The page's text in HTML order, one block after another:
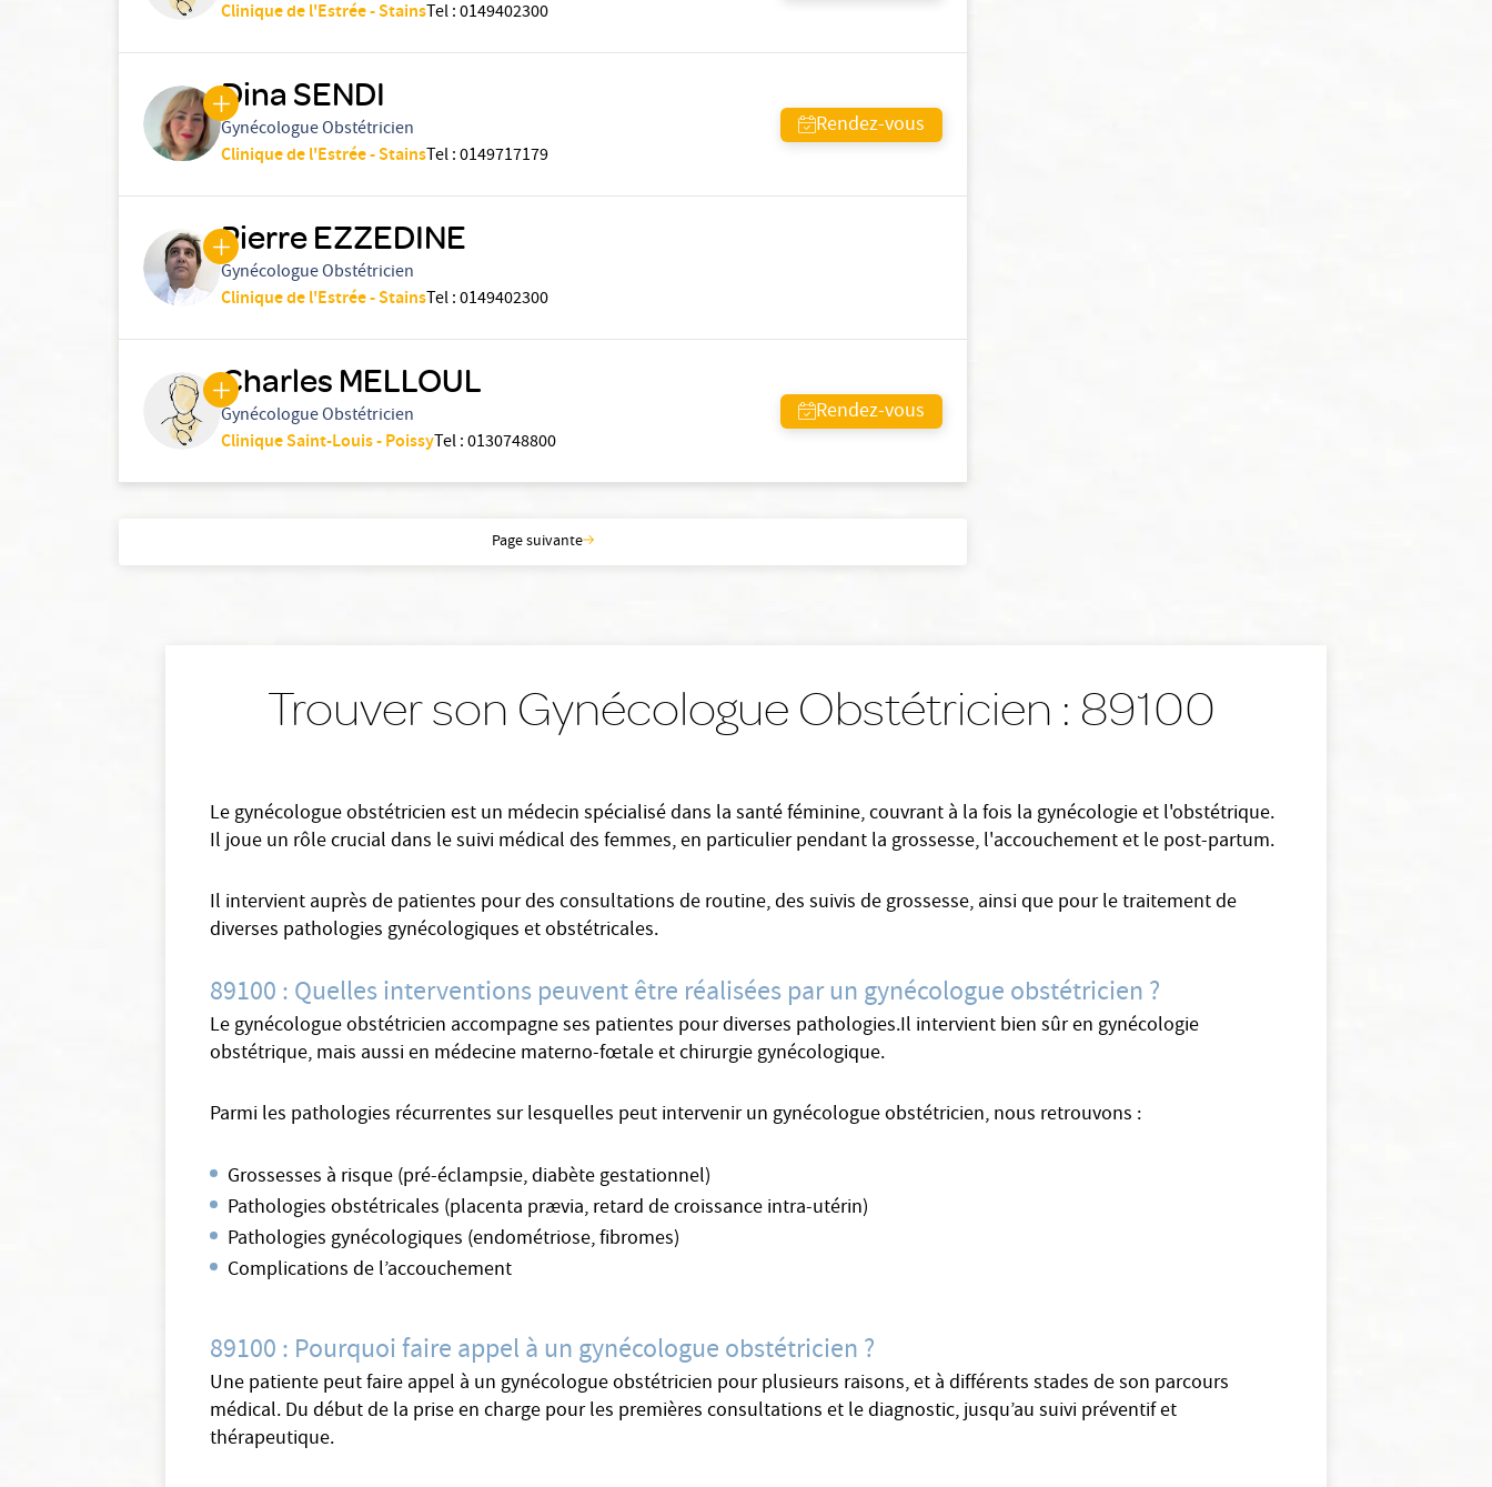
Clinique de l'Estrée - StainsTel:0149402300
Dina SENDI
Gynécologue Obstétricien
Clinique de l'Estrée - StainsTel:0149717179
Rendez-vous
Pierre EZZEDINE
Gynécologue Obstétricien
Clinique de l'Estrée - StainsTel:0149402300
Charles MELLOUL
Gynécologue Obstétricien
Clinique Saint-Louis - PoissyTel:0130748800
Rendez-vous
Page suivante
Trouver son Gynécologue Obstétricien : 89100
Le gynécologue obstétricien est un médecin spécialisé dans la santé féminine, couvrant à la fois la gynécologie et l'obstétrique.
Il joue un rôle crucial dans le suivi médical des femmes, en particulier pendant la grossesse, l'accouchement et le post-partum.
Il intervient auprès de patientes pour des consultations de routine, des suivis de grossesse, ainsi que pour le traitement de
diverses pathologies gynécologiques et obstétricales.
89100 : Quelles interventions peuvent être réalisées par un gynécologue obstétricien ?
Le gynécologue obstétricien accompagne ses patientes pour diverses pathologies.Il intervient bien sûr en gynécologie
obstétrique, mais aussi en médecine materno-fœtale et chirurgie gynécologique.
Parmi les pathologies récurrentes sur lesquelles peut intervenir un gynécologue obstétricien, nous retrouvons :
Grossesses à risque (pré-éclampsie, diabète gestationnel)
Pathologies obstétricales (placenta prævia, retard de croissance intra-utérin)
Pathologies gynécologiques (endométriose, fibromes)
Complications de l’accouchement
89100 : Pourquoi faire appel à un gynécologue obstétricien ?
Une patiente peut faire appel à un gynécologue obstétricien pour plusieurs raisons, et à différents stades de son parcours
médical. Du début de la prise en charge pour les premières consultations et le diagnostic, jusqu’au suivi préventif et
thérapeutique.